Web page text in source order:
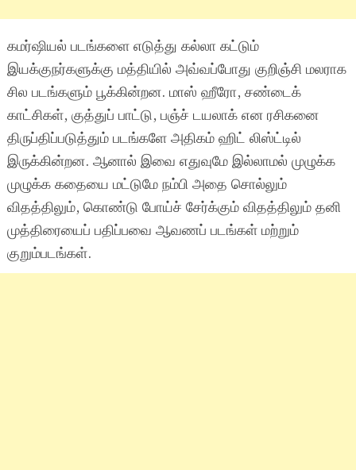
கமர்ஷியல் படங்களை எடுத்து கல்லா கட்டும்
இயக்குநர்களுக்கு மத்தியில் அவ்வப்போது குறிஞ்சி மலராக
சில படங்களும் பூக்கின்றன. மாஸ் ஹீரோ, சண்டைக்
காட்சிகள், குத்துப் பாட்டு, பஞ்ச் டயலாக் என ரசிகனை
திருப்திப்படுத்தும் படங்களே அதிகம் ஹிட் லிஸ்ட்டில்
இருக்கின்றன. ஆனால் இவை எதுவுமே இல்லாமல் முழுக்க
முழுக்க கதையை மட்டுமே நம்பி அதை சொல்லும்
விதத்திலும், கொண்டு போய்ச் சேர்க்கும் விதத்திலும் தனி
முத்திரையைப் பதிப்பவை ஆவணப் படங்கள் மற்றும்
குறும்படங்கள்.